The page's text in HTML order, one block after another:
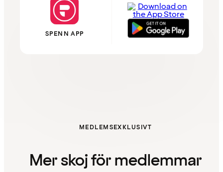
SPENN APP
MEDLEMSEXKLUSIVT
Mer skoj för medlemmar